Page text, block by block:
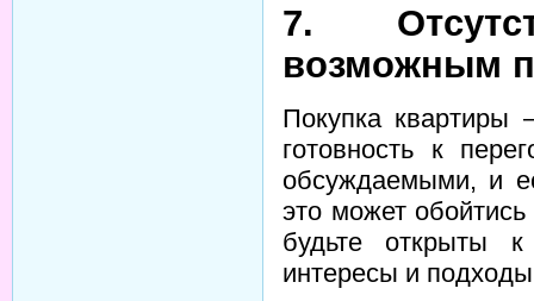
7.
возможным
Покупка квартиры
готовность к
обсуждаемыми, и
это может
будьте открыты
интересы и